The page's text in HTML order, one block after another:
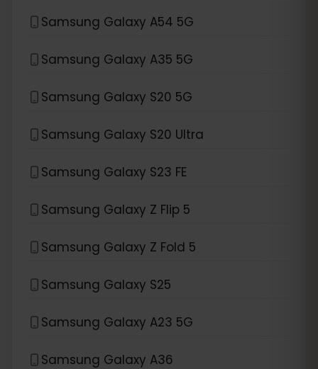
Samsung Galaxy A54 5G
Samsung Galaxy A35 5G
Samsung Galaxy S20 5G
Samsung Galaxy S20 Ultra
Samsung Galaxy S23 FE
Samsung Galaxy Z Flip 5
Samsung Galaxy Z Fold 5
Samsung Galaxy S25
Samsung Galaxy A23 5G
Samsung Galaxy A36